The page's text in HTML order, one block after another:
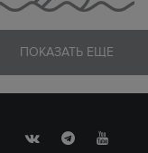
ПОКАЗАТЬ ЕЩЕ